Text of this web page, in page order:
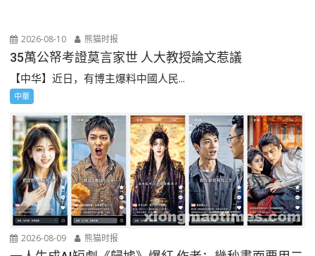
2026-08-10 熊猫时报
35萬公帑考證莫言家世 人大教授論文惹議
【中华】近日，有博主爆料中國人民...
中華
2026-08-09 熊猫时报